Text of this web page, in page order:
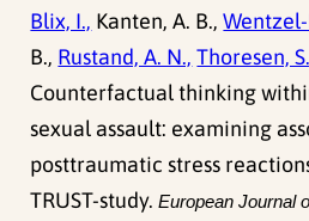
Blix, I., Kanten, A. B.,
B., Rustand, A. N., Thoresen,
Counterfactual thinking
sexual assault: examining
posttraumatic stress
TRUST-study.European Journal